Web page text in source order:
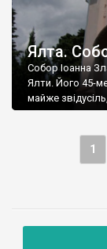
Ялта.
Собор Іоанна
Ялти. Його 45-
майже
1